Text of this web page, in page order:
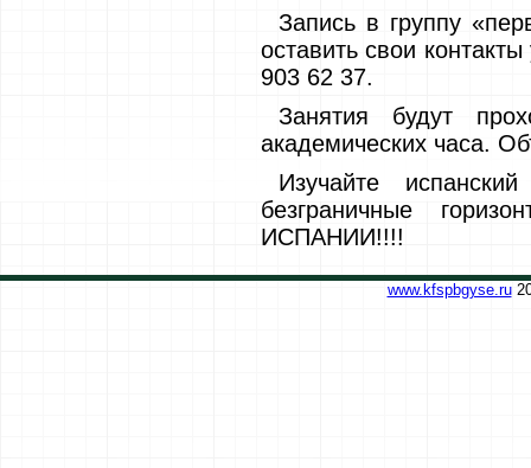
Запись в группу
оставить свои
903 62 37.
Занятия будут
академических часа.
Изучайте
безграничные
ИСПАНИИ!!!!
www.kfspbgyse.ru